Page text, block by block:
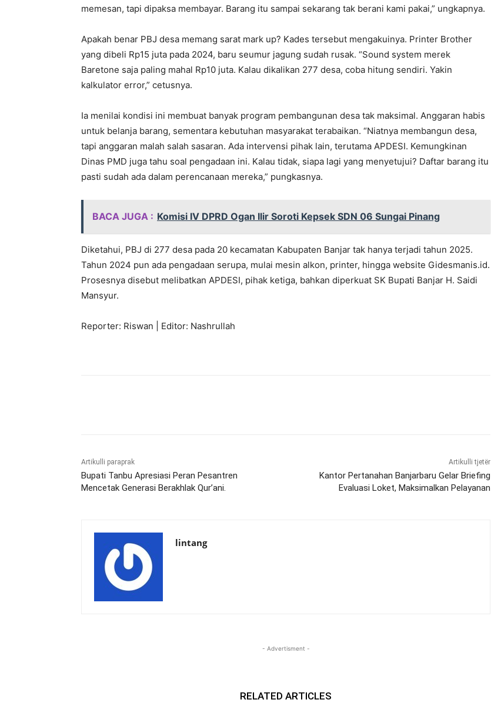
memesan, tapi dipaksa membayar. Barang itu sampai sekarang tak berani kami pakai,” ungkapnya.
Apakah benar PBJ desa memang sarat mark up? Kades tersebut mengakuinya. Printer Brother
yang dibeli Rp15 juta pada 2024, baru seumur jagung sudah rusak. “Sound system merek
Baretone saja paling mahal Rp10 juta. Kalau dikalikan 277 desa, coba hitung sendiri. Yakin
kalkulator error,” cetusnya.
Ia menilai kondisi ini membuat banyak program pembangunan desa tak maksimal. Anggaran habis
untuk belanja barang, sementara kebutuhan masyarakat terabaikan. “Niatnya membangun desa,
tapi anggaran malah salah sasaran. Ada intervensi pihak lain, terutama APDESI. Kemungkinan
Dinas PMD juga tahu soal pengadaan ini. Kalau tidak, siapa lagi yang menyetujui? Daftar barang itu
pasti sudah ada dalam perencanaan mereka,” pungkasnya.
BACA JUGA : Komisi IV DPRD Ogan Ilir Soroti Kepsek SDN 06 Sungai Pinang
Diketahui, PBJ di 277 desa pada 20 kecamatan Kabupaten Banjar tak hanya terjadi tahun 2025.
Tahun 2024 pun ada pengadaan serupa, mulai mesin alkon, printer, hingga website Gidesmanis.id.
Prosesnya disebut melibatkan APDESI, pihak ketiga, bahkan diperkuat SK Bupati Banjar H. Saidi
Mansyur.
Reporter: Riswan | Editor: Nashrullah
Artikulli paraprak
Bupati Tanbu Apresiasi Peran Pesantren
Mencetak Generasi Berakhlak Qur’ani.
Artikulli tjetër
Kantor Pertanahan Banjarbaru Gelar Briefing
Evaluasi Loket, Maksimalkan Pelayanan
lintang
- Advertisment -
RELATED ARTICLES